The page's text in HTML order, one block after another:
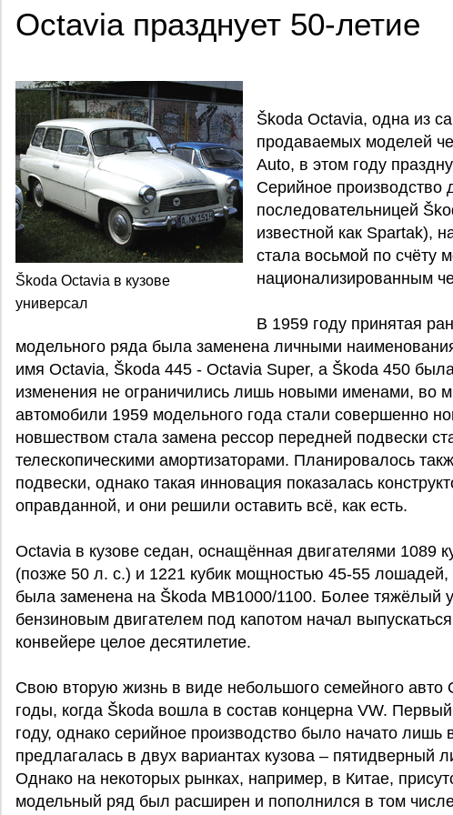
Octavia празднует 50-летие
Škoda Octavia в кузове
универсал
Škoda Octavia, одна из
продаваемых моделей
Auto, в этом году
Серийное производство
последовательницей
известной как Spartak),
стала восьмой по счёту
национализированным
В 1959 году принятая
модельного ряда была заменена личными
имя Octavia, Škoda 445 - Octavia Super, а Škoda 450
изменения не ограничились лишь новыми именами, во
автомобили 1959 модельного года стали совершенно
новшеством стала замена рессор передней подвески
телескопическими амортизаторами. Планировалось
подвески, однако такая инновация показалась
оправданной, и они решили оставить всё, как есть.
Octavia в кузове седан, оснащённая двигателями 1089
(позже 50 л. с.) и 1221 кубик мощностью 45-55 лошадей,
была заменена на Škoda MB1000/1100. Более тяжёлый
бензиновым двигателем под капотом начал
конвейере целое десятилетие.
Свою вторую жизнь в виде небольшого семейного авто
годы, когда Škoda вошла в состав концерна VW.
году, однако серийное производство было начато лишь
предлагалась в двух вариантах кузова – пятидверный
Однако на некоторых рынках, например, в Китае,
модельный ряд был расширен и пополнился в том